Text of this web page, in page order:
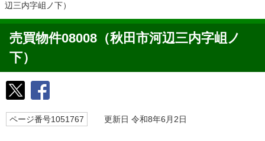
辺三内字岨ノ下）
売買物件08008（秋田市河辺三内字岨ノ
下）
ページ番号1051767 更新日 令和8年6月2日